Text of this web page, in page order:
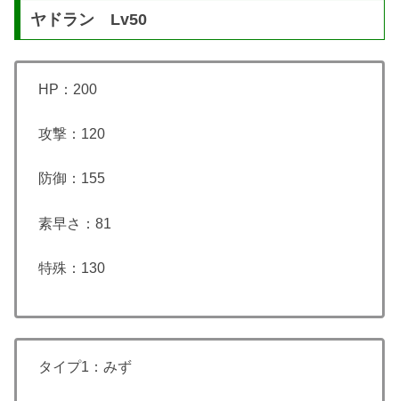
ヤドラン Lv50
HP：200
攻撃：120
防御：155
素早さ：81
特殊：130
タイプ1：みず